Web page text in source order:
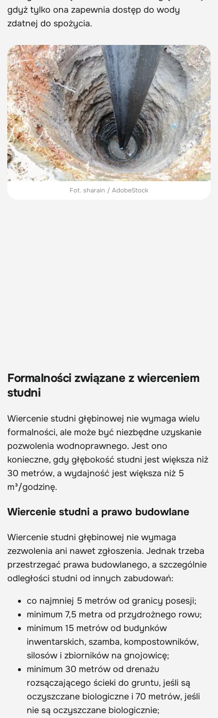
gdyż tylko ona zapewnia dostęp do wody
zdatnej do spożycia.
Fot. sharain / AdobeStock
Formalności związane z wierceniem
studni
Wiercenie studni głębinowej nie wymaga wielu
formalności, ale może być niezbędne uzyskanie
pozwolenia wodnoprawnego. Jest ono
konieczne, gdy głębokość studni jest większa niż
30 metrów, a wydajność jest większa niż 5
m³/godzinę.
Wiercenie studni a prawo budowlane
Wiercenie studni głębinowej nie wymaga
zezwolenia ani nawet zgłoszenia. Jednak trzeba
przestrzegać prawa budowlanego, a szczególnie
odległości studni od innych zabudowań:
co najmniej 5 metrów od granicy posesji;
minimum 7,5 metra od przydrożnego rowu;
minimum 15 metrów od budynków
inwentarskich, szamba, kompostowników,
silosów i zbiorników na gnojowicę;
minimum 30 metrów od drenażu
rozsączającego ścieki do gruntu, jeśli są
oczyszczane biologiczne i 70 metrów, jeśli
nie są oczyszczane biologicznie;